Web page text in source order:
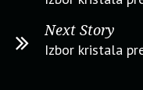
Next Story
Izbor kristala